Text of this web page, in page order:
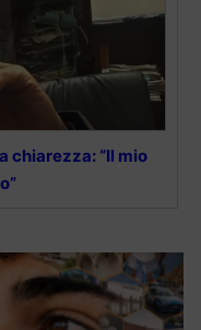
chiarezza: “Il mio